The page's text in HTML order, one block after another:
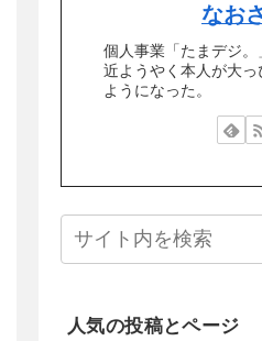
なお
個人事業「たまデジ
近ようやく本人が大っ
ようになった。
人気の投稿とページ